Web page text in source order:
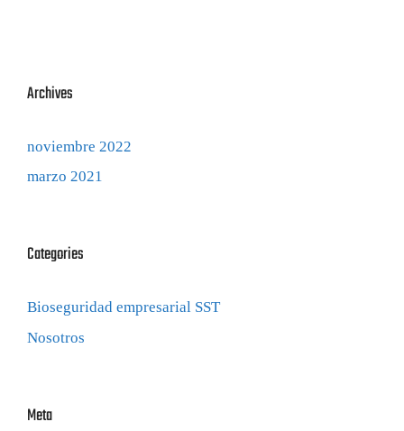
Archives
noviembre 2022
marzo 2021
Categories
Bioseguridad empresarial SST
Nosotros
Meta